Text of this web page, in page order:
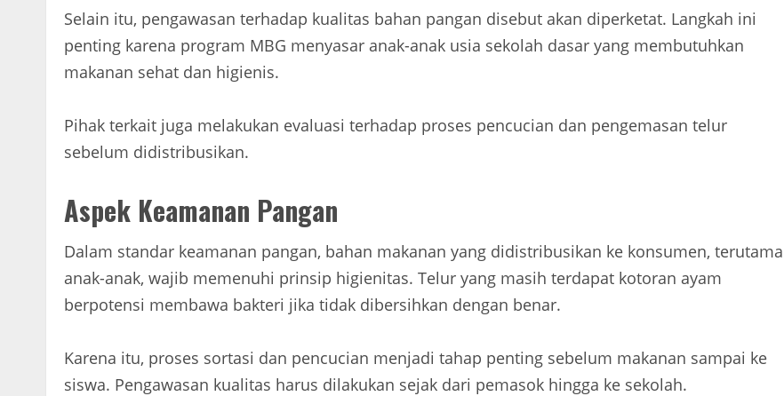
Selain itu, pengawasan terhadap kualitas bahan pangan disebut akan diperketat. Langkah ini
penting karena program MBG menyasar anak-anak usia sekolah dasar yang membutuhkan
makanan sehat dan higienis.
Pihak terkait juga melakukan evaluasi terhadap proses pencucian dan pengemasan telur
sebelum didistribusikan.
Aspek Keamanan Pangan
Dalam standar keamanan pangan, bahan makanan yang didistribusikan ke konsumen, terutama
anak-anak, wajib memenuhi prinsip higienitas. Telur yang masih terdapat kotoran ayam
berpotensi membawa bakteri jika tidak dibersihkan dengan benar.
Karena itu, proses sortasi dan pencucian menjadi tahap penting sebelum makanan sampai ke
siswa. Pengawasan kualitas harus dilakukan sejak dari pemasok hingga ke sekolah.